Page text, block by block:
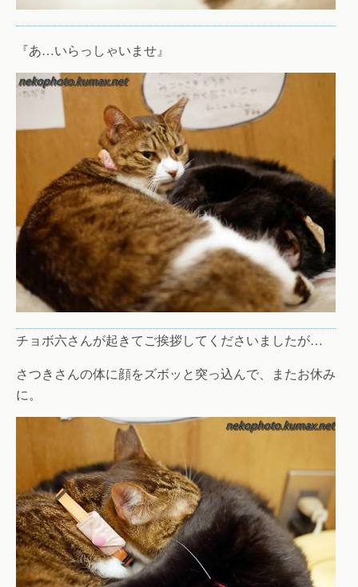
『あ…いらっしゃいませ』
チョボ六さんが起きてご挨拶してくださいましたが…
さつきさんの体に顔をズボッと突っ込んで、またお休み
に。